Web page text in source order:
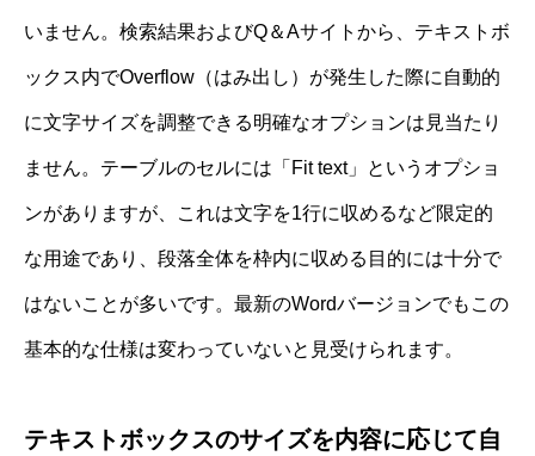
いません。検索結果およびQ＆Aサイトから、テキストボ
ックス内でOverflow（はみ出し）が発生した際に自動的
に文字サイズを調整できる明確なオプションは見当たり
ません。テーブルのセルには「Fit text」というオプショ
ンがありますが、これは文字を1行に収めるなど限定的
な用途であり、段落全体を枠内に収める目的には十分で
はないことが多いです。最新のWordバージョンでもこの
基本的な仕様は変わっていないと見受けられます。
テキストボックスのサイズを内容に応じて自